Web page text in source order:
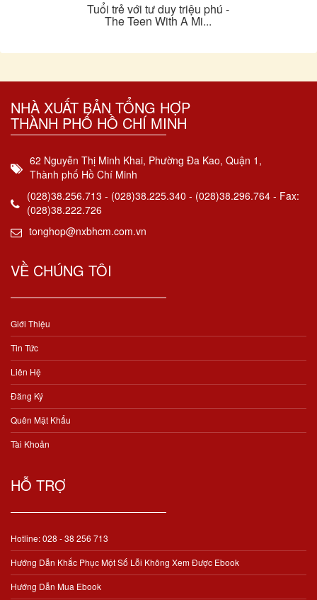
Tuổi trẻ với tư duy triệu phú -
The Teen With A Mi...
NHÀ XUẤT BẢN TỔNG HỢP
THÀNH PHỐ HỒ CHÍ MINH
62 Nguyễn Thị Minh Khai, Phường Đa Kao, Quận 1,
Thành phố Hồ Chí Minh
(028)38.256.713 - (028)38.225.340 - (028)38.296.764 - Fax:
(028)38.222.726
tonghop@nxbhcm.com.vn
VỀ CHÚNG TÔI
Giới Thiệu
Tin Tức
Liên Hệ
Đăng Ký
Quên Mật Khẩu
Tài Khoản
HỖ TRỢ
Hotline: 028 - 38 256 713
Hướng Dẫn Khắc Phục Một Số Lỗi Không Xem Được Ebook
Hướng Dẫn Mua Ebook